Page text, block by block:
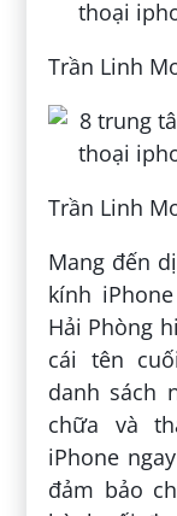
Trần Linh
Trần Linh
Mang đến
kính
Hải Phòng
cái tên
danh sách
chữa và
iPhone
đảm bảo